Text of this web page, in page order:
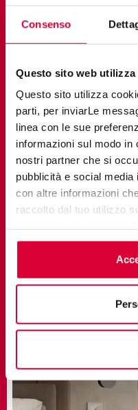
Consenso
Questo sito web utilizza
Questo sito utilizza
parti, per inviarLe
linea con le sue
informazioni sul modo
nostri partner che si
pubblicità e social media
con altre informazioni
raccolto dal tuo utilizzo
cookieclicchi qui. Il
cliccando sul tasto
cookie di profilazione
STREET
Керамогранит с
22,5x45,3